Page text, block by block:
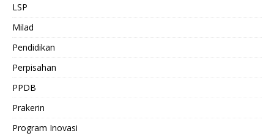
LSP
Milad
Pendidikan
Perpisahan
PPDB
Prakerin
Program Inovasi